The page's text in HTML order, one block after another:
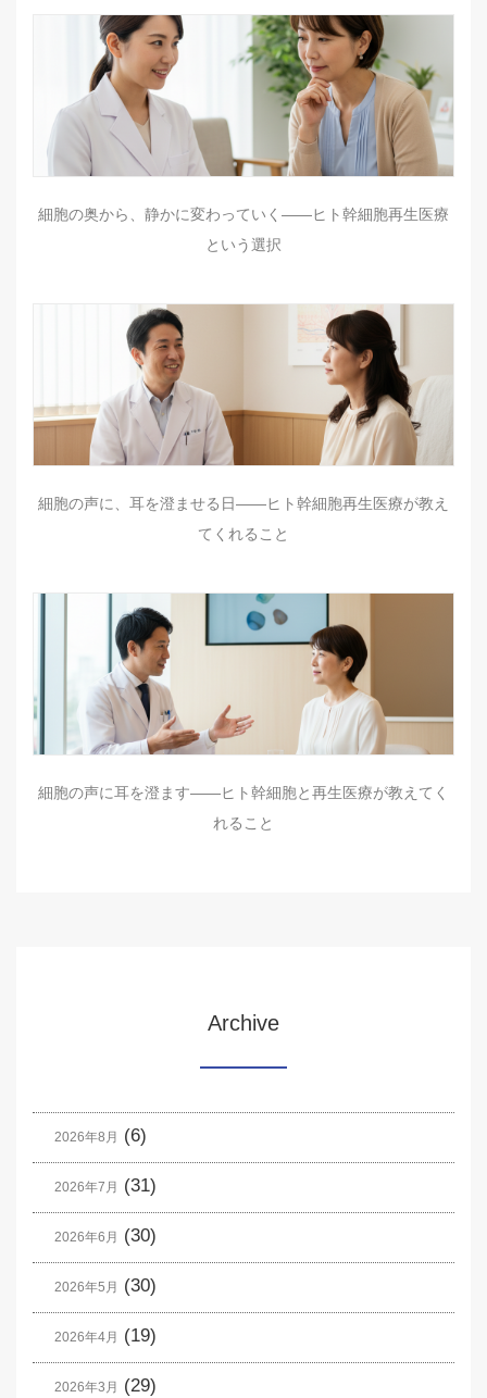
細胞の奥から、静かに変わっていく——ヒト幹細胞再生医療
という選択
細胞の声に、耳を澄ませる日――ヒト幹細胞再生医療が教え
てくれること
細胞の声に耳を澄ます——ヒト幹細胞と再生医療が教えてく
れること
Archive
2026年8月 (6)
2026年7月 (31)
2026年6月 (30)
2026年5月 (30)
2026年4月 (19)
2026年3月 (29)